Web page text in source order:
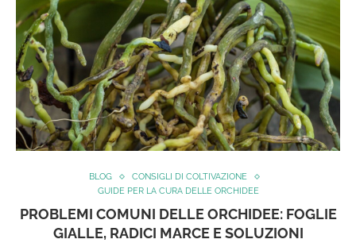
BLOG
CONSIGLI DI COLTIVAZIONE
GUIDE PER LA CURA DELLE ORCHIDEE
PROBLEMI COMUNI DELLE ORCHIDEE: FOGLIE
GIALLE, RADICI MARCE E SOLUZIONI